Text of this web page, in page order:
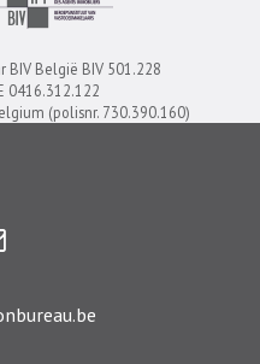
België BIV 501.228
0416.312.122
(polisnr. 730.390.160)